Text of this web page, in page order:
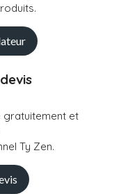
gratuitement et
Ty Zen.